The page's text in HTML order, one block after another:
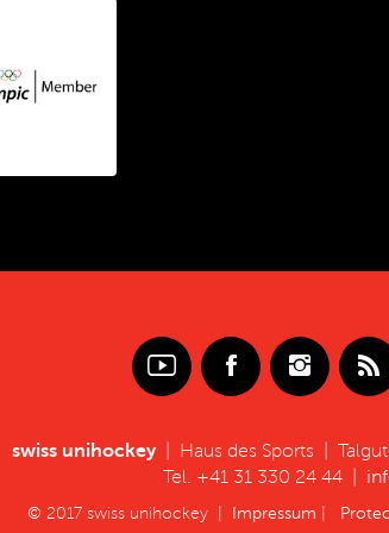
swiss unihockey| Haus des Sports |
Tel. +41 31 330 24 44 |
© 2017 swiss unihockey | Impressum